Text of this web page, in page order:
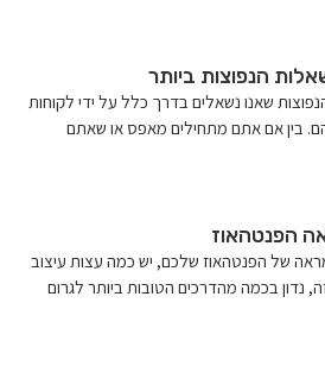
הנפוצות ביותר
שאנו נשאלים בדרך כלל על ידי לקוחות
בין אם אתם מתחילים מאפס או שאתם
הפנטהאוז
של הפנטהאוז שלכם, יש כמה עצות עיצוב
נדון בכמה מהדרכים הטובות ביותר לגרום